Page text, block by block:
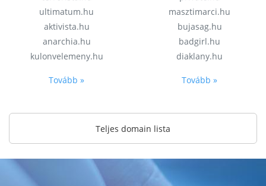
ultimatum.hu
aktivista.hu
anarchia.hu
kulonvelemeny.hu
Tovább »
masztimarci.hu
bujasag.hu
badgirl.hu
diaklany.hu
Tovább »
Teljes domain lista